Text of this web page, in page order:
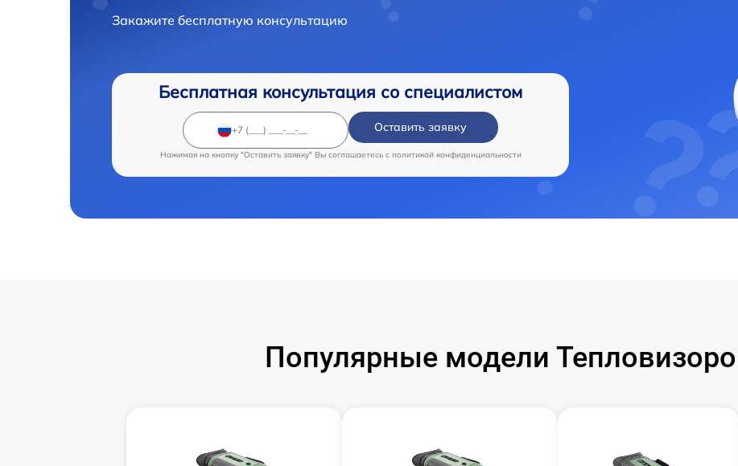
Закажите бесплатную консультацию
Бесплатная консультация со специалистом
Оставить заявку
Нажимая на кнопку "Оставить заявку" Вы соглашаетесь c политикой конфиденциальности
Популярные модели